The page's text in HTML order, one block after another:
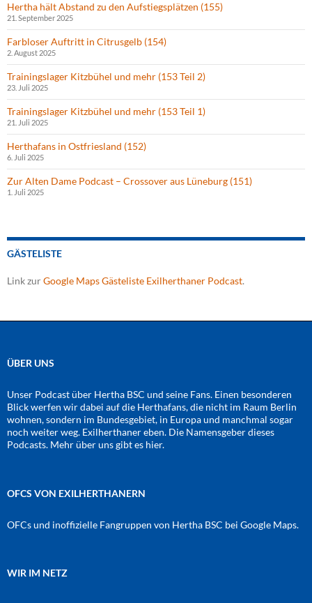
Hertha hält Abstand zu den Aufstiegsplätzen (155)
21. September 2025
Farbloser Auftritt in Citrusgelb (154)
2. August 2025
Trainingslager Kitzbühel und mehr (153 Teil 2)
23. Juli 2025
Trainingslager Kitzbühel und mehr (153 Teil 1)
21. Juli 2025
Herthafans in Ostfriesland (152)
6. Juli 2025
Zur Alten Dame Podcast – Crossover aus Lüneburg (151)
1. Juli 2025
GÄSTELISTE
Link zurGoogle Maps Gästeliste Exilherthaner Podcast.
ÜBER UNS
Unser Podcast über Hertha BSC und seine Fans. Einen besonderen
Blick werfen wir dabei auf die Herthafans, die nicht im Raum Berlin
wohnen, sondern im Bundesgebiet, in Europa und manchmal sogar
noch weiter weg. Exilherthaner eben. Die Namensgeber dieses
Podcasts. Mehr über uns gibt es hier.
OFCS VON EXILHERTHANERN
OFCs und inoffizielle Fangruppen von Hertha BSC bei Google Maps.
WIR IM NETZ